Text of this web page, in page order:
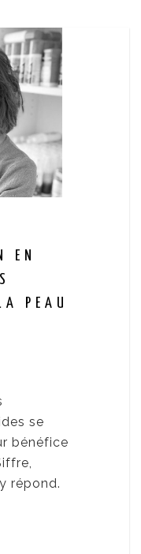
EN
PEAU
se
bénéfice
répond.